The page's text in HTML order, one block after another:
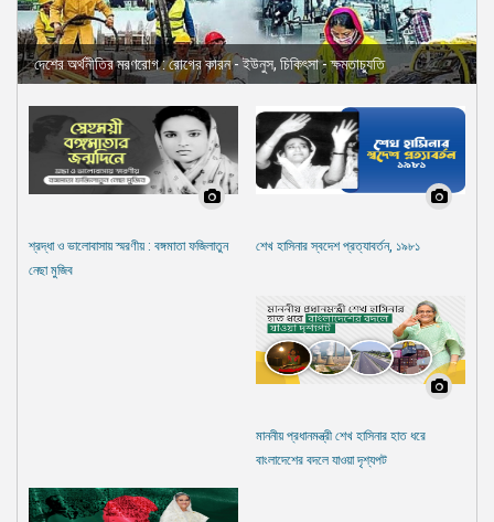
দেশের অর্থনীতির মরণরোগ : রোগের কারন - ইউনুস, চিকিৎসা - ক্ষমতাচ্যুতি
শ্রদ্ধা ও ভালোবাসায় স্মরণীয় : বঙ্গমাতা ফজিলাতুন
নেছা মুজিব
শেখ হাসিনার স্বদেশ প্রত্যাবর্তন, ১৯৮১
মাননীয় প্রধানমন্ত্রী শেখ হাসিনার হাত ধরে
বাংলাদেশের বদলে যাওয়া দৃশ্যপট